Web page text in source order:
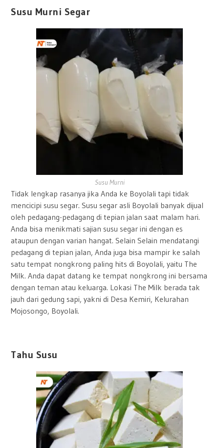
Susu Murni Segar
Susu Murni
Tidak lengkap rasanya jika Anda ke Boyolali tapi tidak
mencicipi susu segar. Susu segar asli Boyolali banyak dijual
oleh pedagang-pedagang di tepian jalan saat malam hari.
Anda bisa menikmati sajian susu segar ini dengan es
ataupun dengan varian hangat. Selain Selain mendatangi
pedagang di tepian jalan, Anda juga bisa mampir ke salah
satu tempat nongkrong paling hits di Boyolali, yaitu The
Milk. Anda dapat datang ke tempat nongkrong ini bersama
dengan teman atau keluarga. Lokasi The Milk berada tak
jauh dari gedung sapi, yakni di Desa Kemiri, Kelurahan
Mojosongo, Boyolali.
Tahu Susu